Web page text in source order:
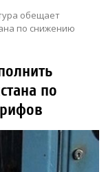
обещает
по снижению
по